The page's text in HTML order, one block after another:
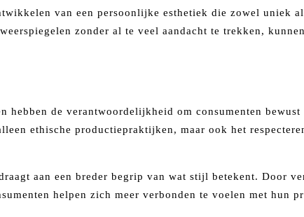
van een persoonlijke esthetiek die zowel uniek
zonder al te veel aandacht te trekken,
de verantwoordelijkheid om consumenten bewust
ethische productiepraktijken, maar ook het
aan een breder begrip van wat stijl betekent. Door
helpen zich meer verbonden te voelen met hun